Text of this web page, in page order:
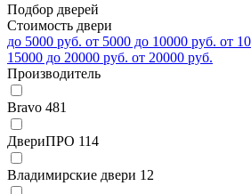
Подбор дверей
Стоимость двери
до 5000 руб. от 5000 до 10000 руб. от
15000 до 20000 руб. от 20000 руб.
Производитель
Bravo 481
ДвериПРО 114
Владимирские двери 12